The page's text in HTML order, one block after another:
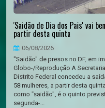
'Saidão de Dia dos Pais' vai
partir desta quinta
06/08/2026
"Saidão" de presos no DF, em
Globo-/Reprodução A
Distrito Federal concedeu a
58 mulheres, a partir desta
como "saidão", é o quinto
segunda-...